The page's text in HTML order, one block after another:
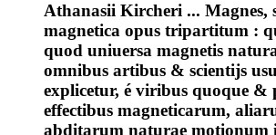
Athanasii Kircheri ... Magnes,
magnetica opus tripartitum :
quod uniuersa magnetis
omnibus artibus & scientijs
explicetur, é viribus quoque &
effectibus magneticarum,
abditarum naturae motionum